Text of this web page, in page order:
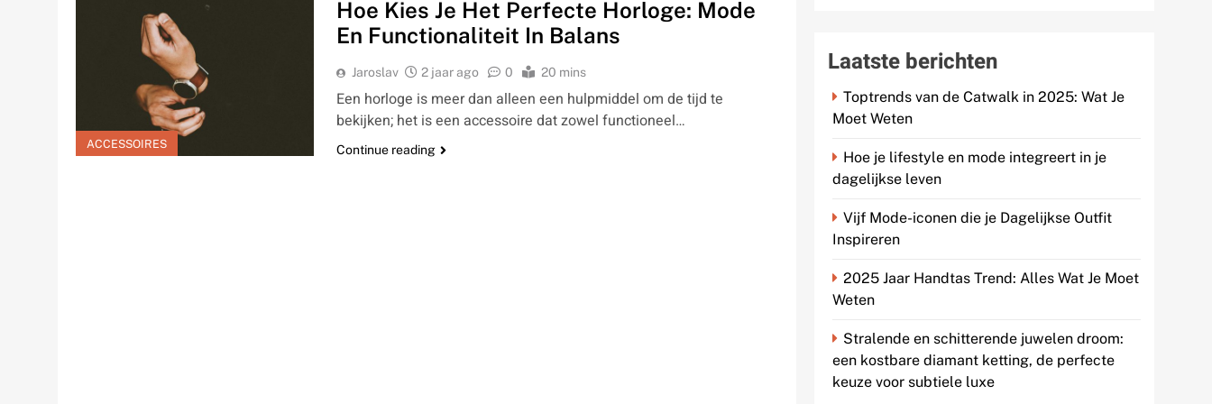
ACCESSOIRES
Hoe Kies Je Het Perfecte Horloge: Mode
En Functionaliteit In Balans
Jaroslav 2 jaar ago 0 20 mins
Een horloge is meer dan alleen een hulpmiddel om de tijd te
bekijken; het is een accessoire dat zowel functioneel…
Continue reading
Laatste berichten
Toptrends van de Catwalk in 2025: Wat Je
Moet Weten
Hoe je lifestyle en mode integreert in je
dagelijkse leven
Vijf Mode-iconen die je Dagelijkse Outfit
Inspireren
2025 Jaar Handtas Trend: Alles Wat Je Moet
Weten
Stralende en schitterende juwelen droom:
een kostbare diamant ketting, de perfecte
keuze voor subtiele luxe